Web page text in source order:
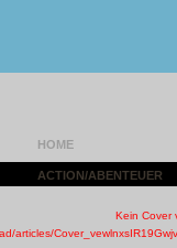
HOME
ACTION/ABENTEUER